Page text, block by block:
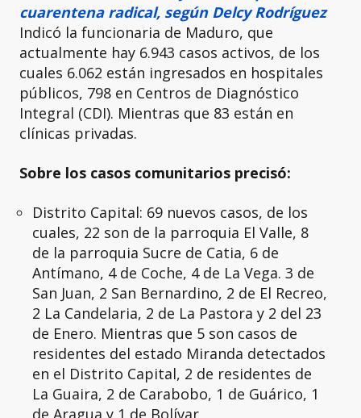
cuarentena radical, según Delcy Rodríguez
Indicó la funcionaria de Maduro, que
actualmente hay 6.943 casos activos, de los
cuales 6.062 están ingresados en hospitales
públicos, 798 en Centros de Diagnóstico
Integral (CDI). Mientras que 83 están en
clínicas privadas.
Sobre los casos comunitarios precisó:
Distrito Capital: 69 nuevos casos, de los
cuales, 22 son de la parroquia El Valle, 8
de la parroquia Sucre de Catia, 6 de
Antímano, 4 de Coche, 4 de La Vega. 3 de
San Juan, 2 San Bernardino, 2 de El Recreo,
2 La Candelaria, 2 de La Pastora y 2 del 23
de Enero. Mientras que 5 son casos de
residentes del estado Miranda detectados
en el Distrito Capital, 2 de residentes de
La Guaira, 2 de Carabobo, 1 de Guárico, 1
de Aragua y 1 de Bolívar.